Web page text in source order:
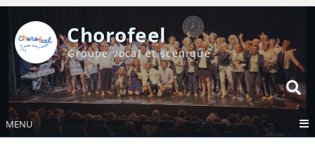
Chorofeel
Groupe vocal et scénique
MENU